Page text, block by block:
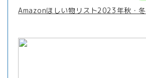
Amazonほしい物リスト2023年秋・冬